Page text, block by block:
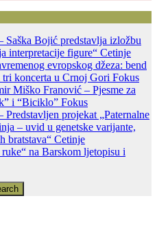
Saška Bojić predstavlja izložbu
interpretacije figure“ Cetinje
evropskog džeza: bend
koncerta u Crnoj Gori Fokus
Miško Franović – Pjesme za
i “Biciklo” Fokus
Predstavljen projekat „Paternalne
– uvid u genetske varijante,
bratstava“ Cetinje
ruke“ na Barskom ljetopisu i